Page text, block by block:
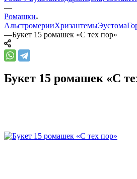
—
Ромашки
АльстромерииХризантемыЭустома
—Букет 15 ромашек «С тех пор»
Букет 15 ромашек «С